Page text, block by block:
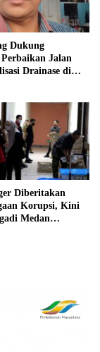
Dukung
Jalan
Drainase di
Diberitakan
Korupsi, Kini
Medan